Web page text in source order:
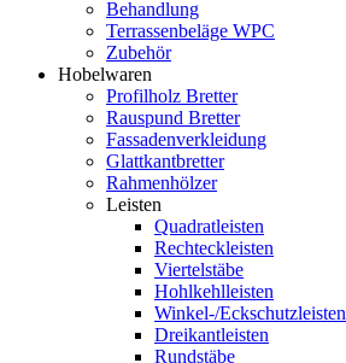
Behandlung
Terrassenbeläge WPC
Zubehör
Hobelwaren
Profilholz Bretter
Rauspund Bretter
Fassadenverkleidung
Glattkantbretter
Rahmenhölzer
Leisten
Quadratleisten
Rechteckleisten
Viertelstäbe
Hohlkehlleisten
Winkel-/Eckschutzleisten
Dreikantleisten
Rundstäbe